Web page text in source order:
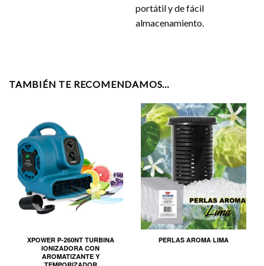
portátil y de fácil
almacenamiento.
TAMBIÉN TE RECOMENDAMOS…
XPOWER P-260NT TURBINA
IONIZADORA CON
AROMATIZANTE Y
PERLAS AROMA LIMA